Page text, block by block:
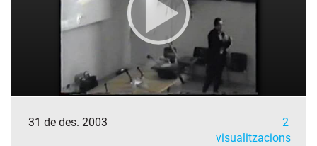
31 de des. 2003
2
visualitzacions